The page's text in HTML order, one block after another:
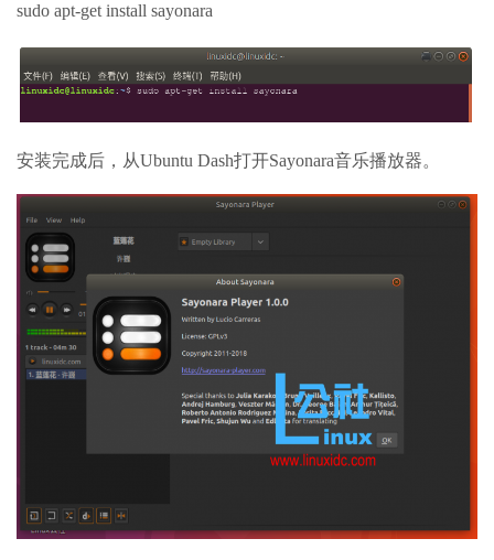
sudo apt-get install sayonara
安装完成后，从Ubuntu Dash打开Sayonara音乐播放器。